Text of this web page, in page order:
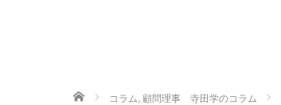
ホーム コラム, 顧問理事 寺田学のコラム